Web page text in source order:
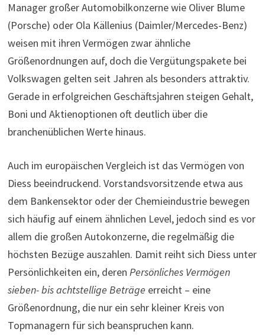
Manager großer Automobilkonzerne wie Oliver Blume
(Porsche) oder Ola Källenius (Daimler/Mercedes-Benz)
weisen mit ihren Vermögen zwar ähnliche
Größenordnungen auf, doch die Vergütungspakete bei
Volkswagen gelten seit Jahren als besonders attraktiv.
Gerade in erfolgreichen Geschäftsjahren steigen Gehalt,
Boni und Aktienoptionen oft deutlich über die
branchenüblichen Werte hinaus.
Auch im europäischen Vergleich ist das Vermögen von
Diess beeindruckend. Vorstandsvorsitzende etwa aus
dem Bankensektor oder der Chemieindustrie bewegen
sich häufig auf einem ähnlichen Level, jedoch sind es vor
allem die großen Autokonzerne, die regelmäßig die
höchsten Bezüge auszahlen. Damit reiht sich Diess unter
Persönlichkeiten ein, deren Persönliches Vermögen
sieben- bis achtstellige Beträge erreicht – eine
Größenordnung, die nur ein sehr kleiner Kreis von
Topmanagern für sich beanspruchen kann.